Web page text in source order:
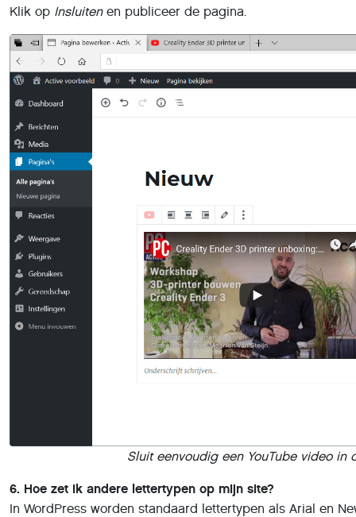
Klik op Insluitenen publiceer de pagina.
Sluit eenvoudig een YouTube video in
6. Hoe zet ik andere lettertypen op mijn site?
In WordPress worden standaard lettertypen als Arial en